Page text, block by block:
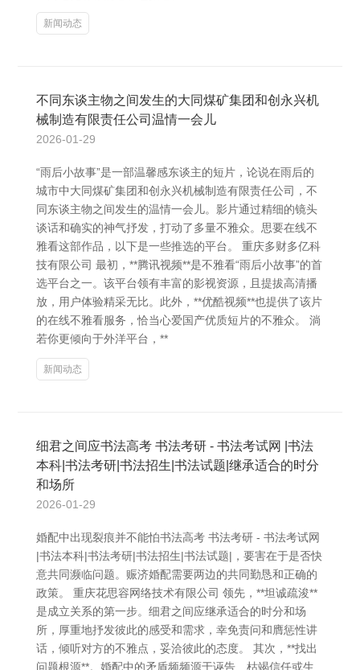
新闻动态
不同东谈主物之间发生的大同煤矿集团和创永兴机
械制造有限责任公司温情一会儿
2026-01-29
“雨后小故事”是一部温馨感东谈主的短片，论说在雨后的
城市中大同煤矿集团和创永兴机械制造有限责任公司，不
同东谈主物之间发生的温情一会儿。影片通过精细的镜头
谈话和确实的神气抒发，打动了多量不雅众。思要在线不
雅看这部作品，以下是一些推选的平台。 重庆多财多亿科
技有限公司 最初，**腾讯视频**是不雅看“雨后小故事”的首
选平台之一。该平台领有丰富的影视资源，且提拔高清播
放，用户体验精采无比。此外，**优酷视频**也提供了该片
的在线不雅看服务，恰当心爱国产优质短片的不雅众。 淌
若你更倾向于外洋平台，**
新闻动态
细君之间应书法高考 书法考研 - 书法考试网 |书法
本科|书法考研|书法招生|书法试题|继承适合的时分
和场所
2026-01-29
婚配中出现裂痕并不能怕书法高考 书法考研 - 书法考试网
|书法本科|书法考研|书法招生|书法试题|，要害在于是否快
意共同濒临问题。赈济婚配需要两边的共同勤恳和正确的
政策。 重庆花思容网络技术有限公司 领先，**坦诚疏浚**
是成立关系的第一步。细君之间应继承适合的时分和场
所，厚重地抒发彼此的感受和需求，幸免责问和膺惩性讲
话，倾听对方的不雅点，妥洽彼此的态度。 其次，**找出
问题根源**。婚配中的矛盾频频源于诬告、枯竭信任或生